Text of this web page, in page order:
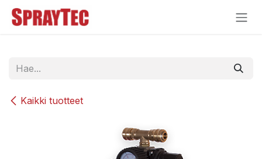
Siirry sisältöön
Kaikki tuotteet